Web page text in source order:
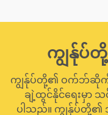
ကျွန်ုပ်တို့
ကျွန်ုပ်တို့၏ ဝက်ဘ်ဆိုက်
ချဲ့ထွင်နိုင်ရေးမှာ
ပါသည်။ ကျွန်ုပ်တို့၏